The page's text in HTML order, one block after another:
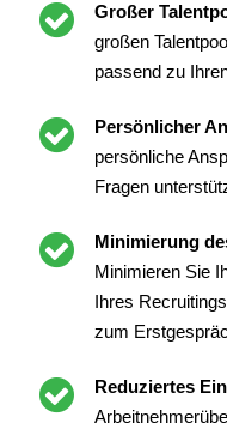
Großer
großen
passend zu
Persönlicher
persönliche
Fragen
Minimierung
Minimieren Sie
Ihres
zum
Reduziertes